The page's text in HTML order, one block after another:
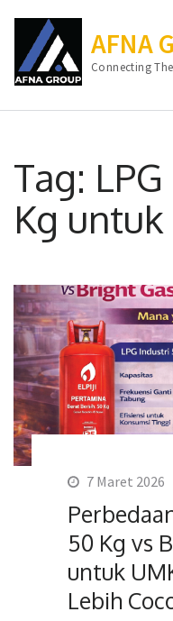
konten
(Tekan
AFNA
Connecting
Tag:
Kg untuk
7 Maret 2026
50 Kg vs
untuk
Lebih